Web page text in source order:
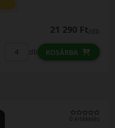
21 290 Ft/db
db KOSÁRBA
0 értékelés